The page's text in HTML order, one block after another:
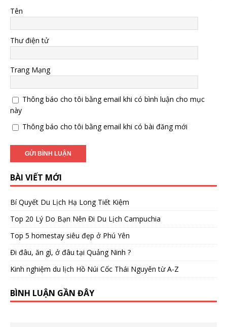
Tên
Thư điện tử
Trang Mạng
Thông báo cho tôi bằng email khi có bình luận cho mục
này
Thông báo cho tôi bằng email khi có bài đăng mới
BÀI VIẾT MỚI
Bí Quyết Du Lịch Hạ Long Tiết Kiệm
Top 20 Lý Do Bạn Nên Đi Du Lịch Campuchia
Top 5 homestay siêu đẹp ở Phú Yên
Đi đâu, ăn gì, ở đâu tại Quảng Ninh ?
Kinh nghiệm du lịch Hồ Núi Cốc Thái Nguyên từ A-Z
BÌNH LUẬN GẦN ĐÂY